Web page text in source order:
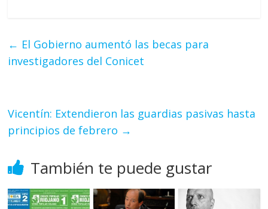
← El Gobierno aumentó las becas para
investigadores del Conicet
Vicentín: Extendieron las guardias pasivas hasta
principios de febrero →
También te puede gustar